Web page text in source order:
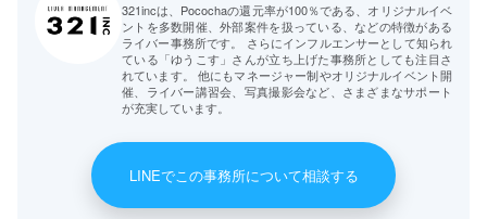
321incは、Pocochaの還元率が100％である、オリジナルイベ
ントを多数開催、外部案件を扱っている、などの特徴がある
ライバー事務所です。 さらにインフルエンサーとして知られ
ている「ゆうこす」さんが立ち上げた事務所としても注目さ
れています。 他にもマネージャー制やオリジナルイベント開
催、ライバー講習会、写真撮影会など、さまざまなサポート
が充実しています。
LINEでこの事務所について相談する